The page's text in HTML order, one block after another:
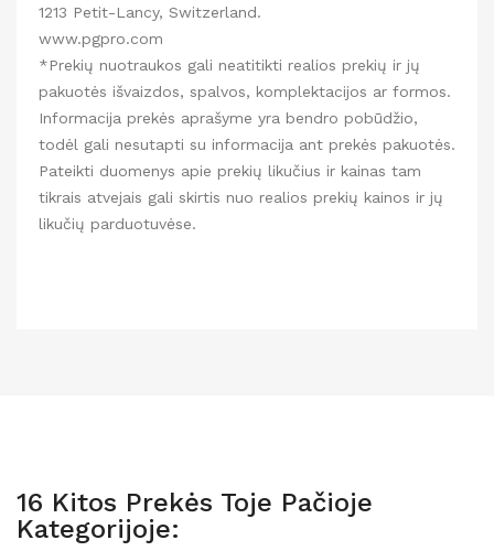
1213 Petit-Lancy, Switzerland.
www.pgpro.com
*Prekių nuotraukos gali neatitikti realios prekių ir jų
pakuotės išvaizdos, spalvos, komplektacijos ar formos.
Informacija prekės aprašyme yra bendro pobūdžio,
todėl gali nesutapti su informacija ant prekės pakuotės.
Pateikti duomenys apie prekių likučius ir kainas tam
tikrais atvejais gali skirtis nuo realios prekių kainos ir jų
likučių parduotuvėse.
16 Kitos Prekės Toje Pačioje
Kategorijoje: